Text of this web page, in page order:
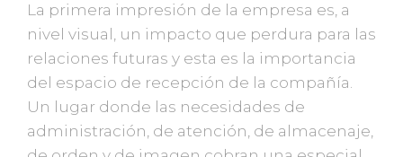
La primera impresión de la empresa es, a
nivel visual, un impacto que perdura para las
relaciones futuras y esta es la importancia
del espacio de recepción de la compañía.
Un lugar donde las necesidades de
administración, de atención, de almacenaje,